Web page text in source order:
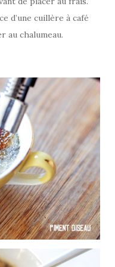
d’une cuillère à café
au chalumeau.